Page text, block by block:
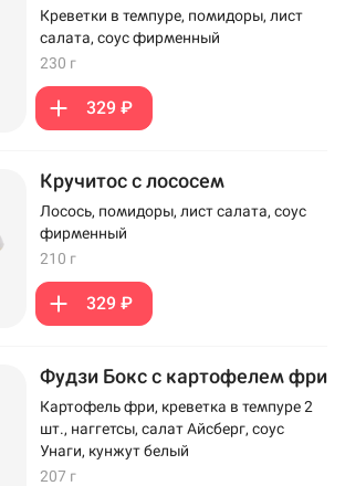
Креветки в темпуре, помидоры, лист
салата, соус фирменный
230 г
329 ₽
Кручитос с лососем
Лосось, помидоры, лист салата, соус
фирменный
210 г
329 ₽
Фудзи Бокс с картофелем фри
Картофель фри, креветка в темпуре 2
шт., наггетсы, салат Айсберг, соус
Унаги, кунжут белый
207 г